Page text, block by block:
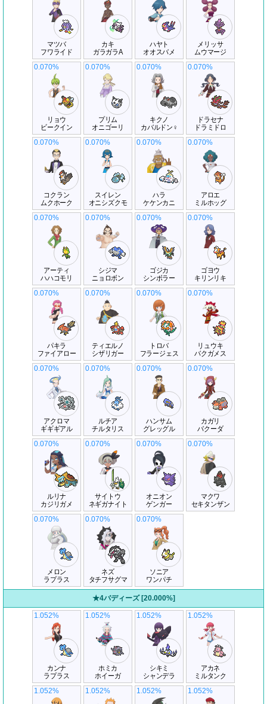
マツバ
フワライド
カキ
ガラガラA
ハヤト
オオスバメ
メリッサ
ムウマージ
リョウ
ビークイン
0.070%
プリム
オニゴーリ
0.070%
キクノ
カバルドン♀
0.070%
ドラセナ
ドラミドロ
0.070%
コクラン
ムクホーク
0.070%
スイレン
オニシズクモ
0.070%
ハラ
ケケンカニ
0.070%
アロエ
ミルホッグ
0.070%
アーティ
ハハコモリ
0.070%
シジマ
ニョロボン
0.070%
ゴジカ
シンボラー
0.070%
ゴヨウ
キリンリキ
0.070%
パキラ
ファイアロー
0.070%
ティエルノ
シザリガー
0.070%
トロバ
フラージェス
0.070%
リュウキ
バクガメス
0.070%
アクロマ
ギギギアル
0.070%
ルチア
チルタリス
0.070%
ハンサム
グレッグル
0.070%
カガリ
バクーダ
0.070%
ルリナ
カジリガメ
0.070%
サイトウ
ネギガナイト
0.070%
オニオン
ゲンガー
0.070%
マクワ
セキタンザン
0.070%
メロン
ラプラス
0.070%
ネズ
タチフサグマ
0.070%
ソニア
ワンパチ
0.070%
★4バディーズ [20.000%]
カンナ
ラプラス
1.052%
ホミカ
ホイーガ
1.052%
シキミ
シャンデラ
1.052%
アカネ
ミルタンク
1.052%
1.052% 1.052% 1.052% 1.052%